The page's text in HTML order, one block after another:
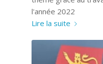
l'année 2022
Lire la suite